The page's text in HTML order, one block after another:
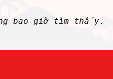
bao giờ tìm thấy.